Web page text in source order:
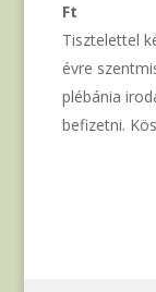
Ft
Tisztelettel
évre
plébánia
befizetni.